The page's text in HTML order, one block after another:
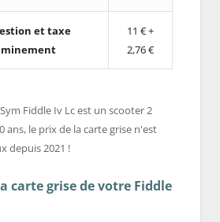
et taxe
11 € +
2,76 €
Fiddle Iv Lc est un scooter 2
ans, le prix de la carte grise n'est
depuis 2021 !
carte grise de votre Fiddle